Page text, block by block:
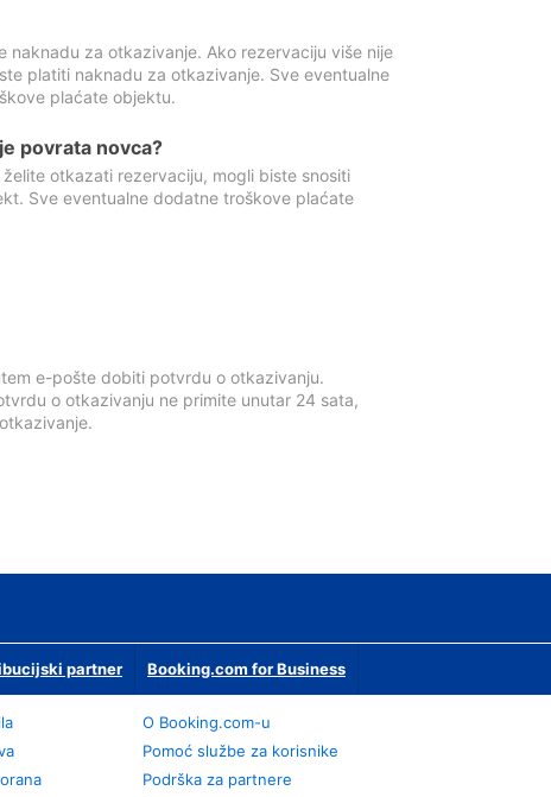
za otkazivanje. Ako rezervaciju više nije
platiti naknadu za otkazivanje. Sve eventualne
plaćate objektu.
povrata novca?
otkazati rezervaciju, mogli biste snositi
Sve eventualne dodatne troškove plaćate
e-pošte dobiti potvrdu o otkazivanju.
o otkazivanju ne primite unutar 24 sata,
partner Booking.com for Business
O Booking.com-u
Pomoć službe za korisnike
Podrška za partnere